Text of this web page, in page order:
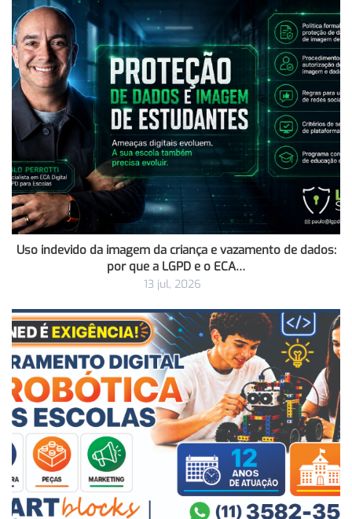
Uso indevido da imagem da criança e vazamento de dados:
por que a LGPD e o ECA…
13 jul, 2026